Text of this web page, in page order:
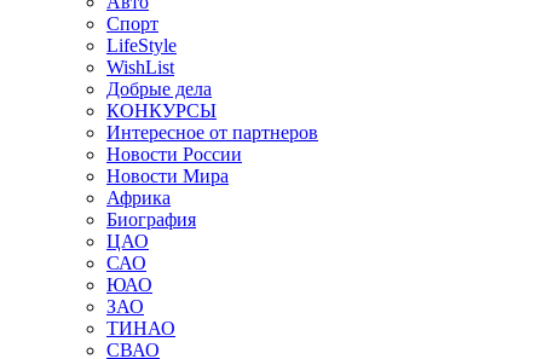
Спорт
LifeStyle
WishList
Добрые дела
КОНКУРСЫ
Интересное от партнеров
Новости России
Новости Мира
Африка
Биография
ЦАО
САО
ЮАО
ЗАО
ТИНАО
СВАО